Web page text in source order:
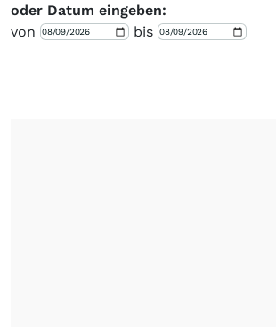
oder Datum eingeben:
von
bis